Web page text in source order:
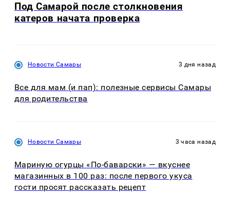
Под Самарой после столкновения
катеров начата проверка
Новости Самары 3 дня назад
Все для мам (и пап): полезные сервисы Самары
для родительства
Новости Самары 3 часа назад
Мариную огурцы «По-баварски» — вкуснее
магазинных в 100 раз: после первого укуса
гости просят рассказать рецепт